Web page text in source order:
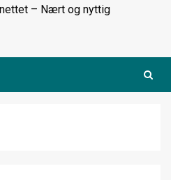
– Nært og nyttig